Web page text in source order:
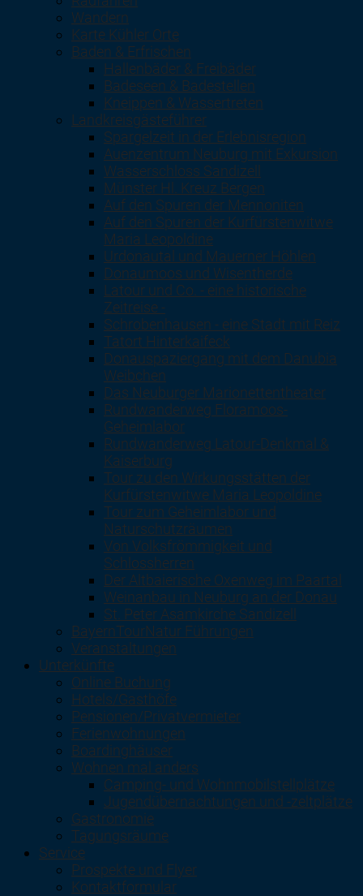
Wandern
Karte Kühler Orte
Baden & Erfrischen
Hallenbäder & Freibäder
Badeseen & Badestellen
Kneippen & Wassertreten
Landkreisgästeführer
Spargelzeit in der Erlebnisregion
Auenzentrum Neuburg mit Exkursion
Wasserschloss Sandizell
Münster Hl. Kreuz Bergen
Auf den Spuren der Mennoniten
Auf den Spuren der Kurfürstenwitwe
Maria Leopoldine
Urdonautal und Mauerner Höhlen
Donaumoos und Wisentherde
Latour und Co. - eine historische
Zeitreise -
Schrobenhausen - eine Stadt mit Reiz
Tatort Hinterkaifeck
Donauspaziergang mit dem Danubia
Weibchen
Das Neuburger Marionettentheater
Rundwanderweg Floramoos-
Geheimlabor
Rundwanderweg Latour-Denkmal &
Kaiserburg
Tour zu den Wirkungsstätten der
Kurfürstenwitwe Maria Leopoldine
Tour zum Geheimlabor und
Naturschutzräumen
Von Volksfrömmigkeit und
Schlossherren
Der Altbaierische Oxenweg im Paartal
Weinanbau in Neuburg an der Donau
St. Peter Asamkirche Sandizell
BayernTourNatur Führungen
Veranstaltungen
Unterkünfte
Online Buchung
Hotels/Gasthöfe
Pensionen/Privatvermieter
Ferienwohnungen
Boardinghäuser
Wohnen mal anders
Camping- und Wohnmobilstellplätze
Jugendübernachtungen und -zeltplätze
Gastronomie
Tagungsräume
Service
Prospekte und Flyer
Kontaktformular